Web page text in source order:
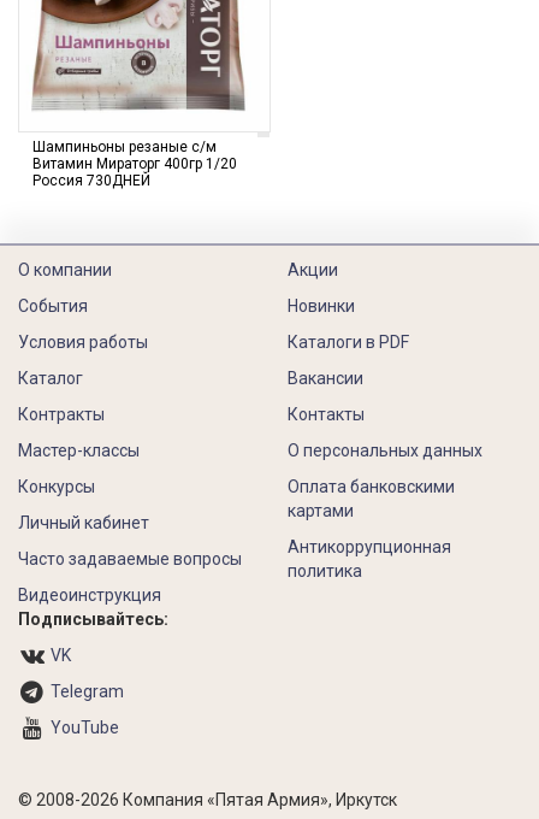
Шампиньоны резаные с/м
Витамин Мираторг 400гр 1/20
Россия 730ДНЕЙ
О компании
События
Условия работы
Каталог
Контракты
Акции
Новинки
Каталоги в PDF
Вакансии
Контакты
Мастер-классы
Конкурсы
Личный кабинет
Часто задаваемые вопросы
Видеоинструкция
О персональных данных
Оплата банковскими
картами
Антикоррупционная
политика
Подписывайтесь:
VK
Telegram
YouTube
© 2008-2026 Компания «Пятая Армия», Иркутск